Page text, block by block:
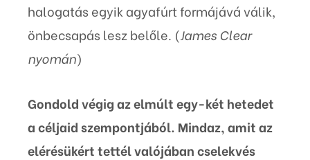
halogatás egyik agyafúrt formájává válik,
önbecsapás lesz belőle. (James Clear
nyomán)
Gondold végig az elmúlt egy-két hetedet
a céljaid szempontjából. Mindaz, amit az
elérésükért tettél valójában cselekvés